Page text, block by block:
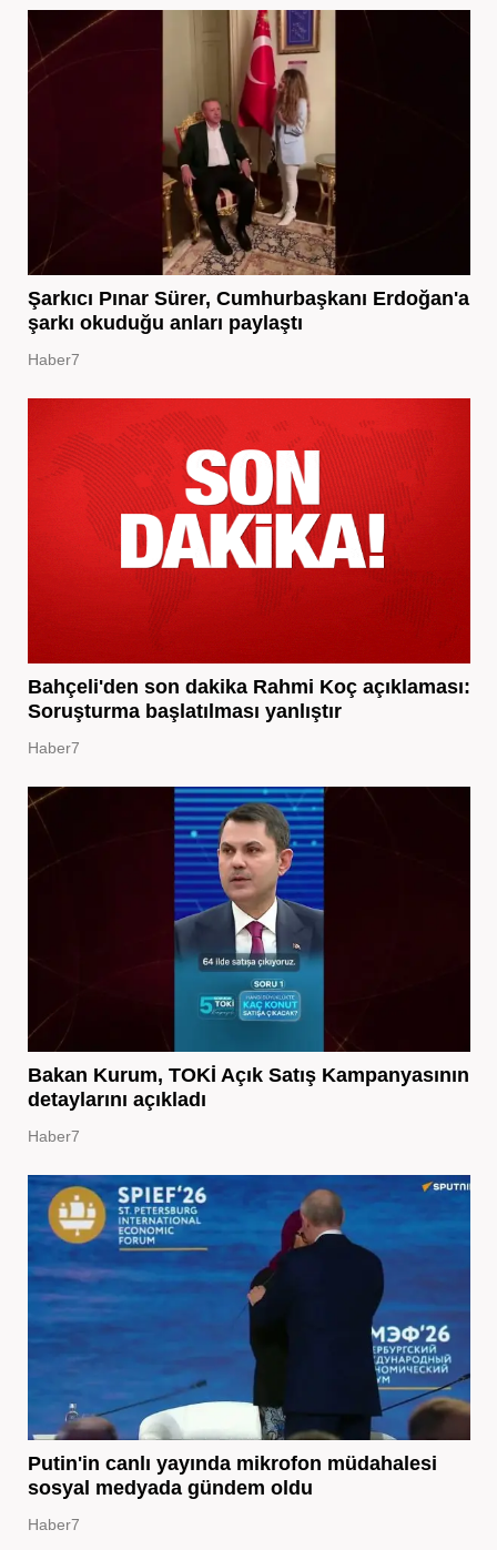
Şarkıcı Pınar Sürer, Cumhurbaşkanı Erdoğan'a
şarkı okuduğu anları paylaştı
Haber7
Bahçeli'den son dakika Rahmi Koç açıklaması:
Soruşturma başlatılması yanlıştır
Haber7
Bakan Kurum, TOKİ Açık Satış Kampanyasının
detaylarını açıkladı
Haber7
Putin'in canlı yayında mikrofon müdahalesi
sosyal medyada gündem oldu
Haber7